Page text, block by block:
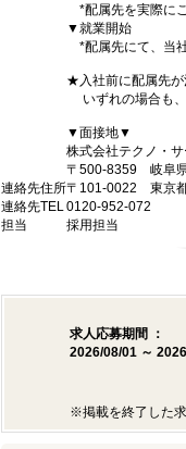
*配属先を実際に
▼就業開始
*配属先にて、当
★入社前に配属先が
いずれの場合も、
▼面接地▼
株式会社テクノ・
〒500-8359 岐阜
連絡先住所〒101-0022 東京
連絡先TEL0120-952-072
担当
採用担当
求人応募期間 ：
2026/08/01 ～
※掲載を終了した